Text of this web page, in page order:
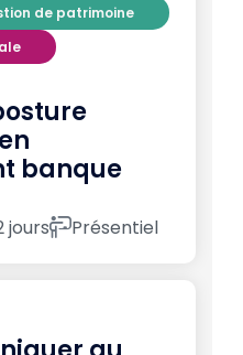
de patrimoine
banque
jours Présentiel